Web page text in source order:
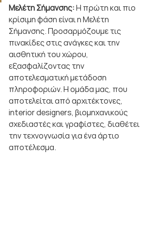
Μελέτη Σήμανσης: Η πρώτη και πιο
κρίσιμη φάση είναι η Μελέτη
Σήμανσης. Προσαρμόζουμε τις
πινακίδες στις ανάγκες και την
αισθητική του χώρου,
εξασφαλίζοντας την
αποτελεσματική μετάδοση
πληροφοριών. Η ομάδα μας, που
αποτελείται από αρχιτέκτονες,
interior designers, βιομηχανικούς
σχεδιαστές και γραφίστες, διαθέτει
την τεχνογνωσία για ένα άρτιο
αποτέλεσμα.